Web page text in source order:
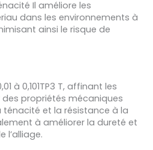
Il améliore les
dans les environnements à
ainsi le risque de
à 0,101TP3 T, affinant les
propriétés mécaniques
ténacité et la résistance à la
à améliorer la dureté et
l’alliage.